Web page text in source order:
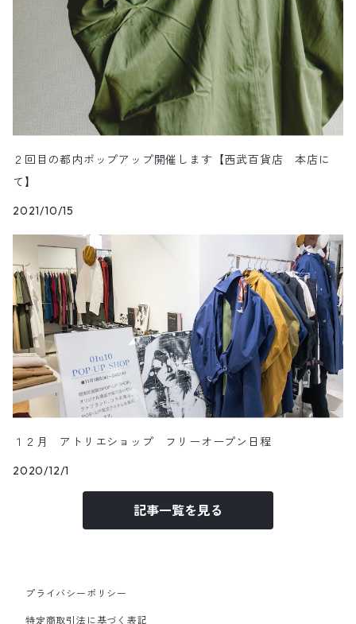
２回目の都内ポップアップ開催します【西武百貨店 本店に
て】
2021/10/15
１２月 アトリエショップ フリーオープン日程
2020/12/1
記事一覧を見る
プライバシーポリシー
特定商取引法に基づく表記